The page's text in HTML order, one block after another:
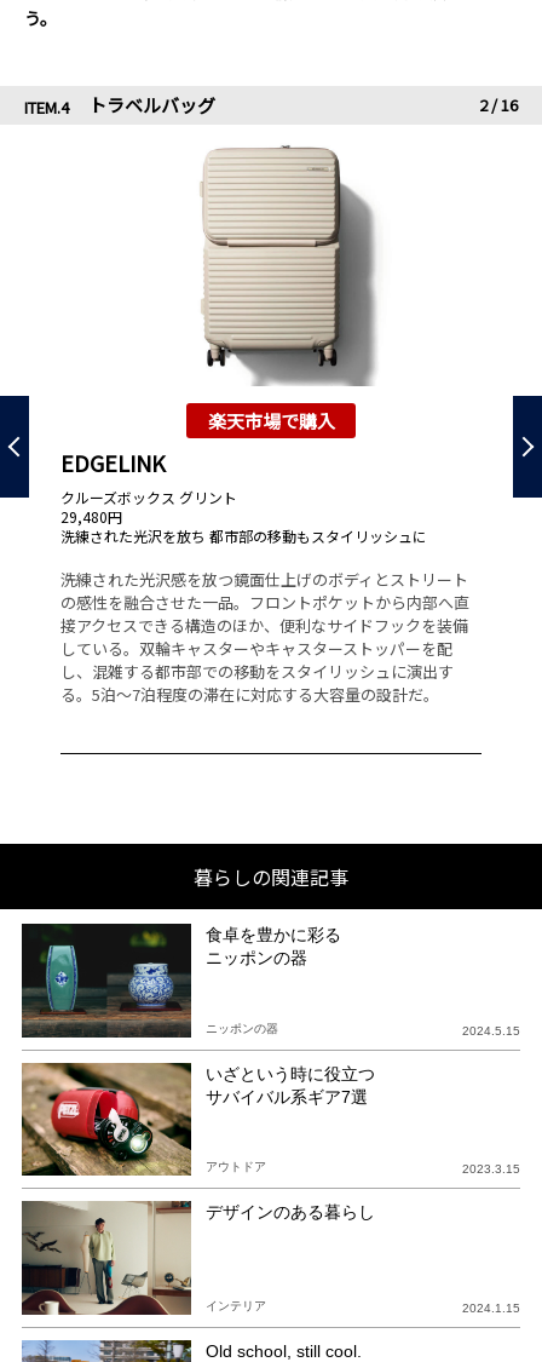
う。
ITEM.4 トラベルバッグ 2/16
楽天市場で購入
EDGELINK
クルーズボックス グリント
29,480円
洗練された光沢を放ち 都市部の移動もスタイリッシュに
洗練された光沢感を放つ鏡面仕上げのボディとストリート
の感性を融合させた一品。フロントポケットから内部へ直
接アクセスできる構造のほか、便利なサイドフックを装備
している。双輪キャスターやキャスターストッパーを配
し、混雑する都市部での移動をスタイリッシュに演出す
る。5泊～7泊程度の滞在に対応する大容量の設計だ。
暮らしの関連記事
食卓を豊かに彩る
ニッポンの器
ニッポンの器 2024.5.15
いざという時に役立つ
サバイバル系ギア7選
アウトドア 2023.3.15
デザインのある暮らし
インテリア 2024.1.15
Old school, still cool.